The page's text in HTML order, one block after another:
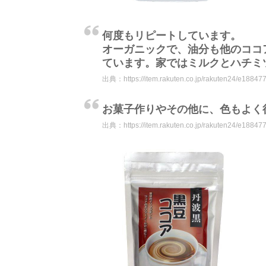
何度もリピートしています。
オーガニックで、油分も他のコ
ています。家ではミルクとハチ
出典： https://item.rakuten.co.jp/rakuten24/
お菓子作りやその他に、色もよ
出典： https://item.rakuten.co.jp/rakuten24/